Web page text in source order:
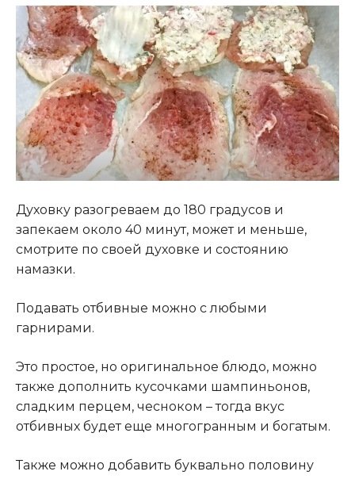
Духовку разогреваем до 180 градусов и
запекаем около 40 минут, может и меньше,
смотрите по своей духовке и состоянию
намазки.
Подавать отбивные можно с любыми
гарнирами.
Это простое, но оригинальное блюдо, можно
также дополнить кусочками шампиньонов,
сладким перцем, чесноком – тогда вкус
отбивных будет еще многогранным и богатым.
Также можно добавить буквально половину